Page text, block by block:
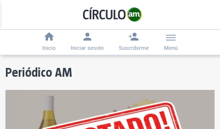
Inicio Iniciar sesión Suscribirme Menú
Periódico AM